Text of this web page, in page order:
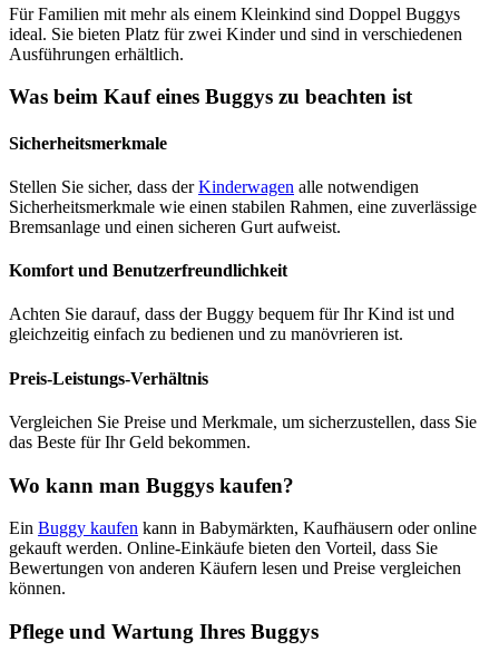
Für Familien mit mehr als einem Kleinkind sind Doppel Buggys
ideal. Sie bieten Platz für zwei Kinder und sind in verschiedenen
Ausführungen erhältlich.
Was beim Kauf eines Buggys zu beachten ist
Sicherheitsmerkmale
Stellen Sie sicher, dass derKinderwagen alle notwendigen
Sicherheitsmerkmale wie einen stabilen Rahmen, eine zuverlässige
Bremsanlage und einen sicheren Gurt aufweist.
Komfort und Benutzerfreundlichkeit
Achten Sie darauf, dass der Buggy bequem für Ihr Kind ist und
gleichzeitig einfach zu bedienen und zu manövrieren ist.
Preis-Leistungs-Verhältnis
Vergleichen Sie Preise und Merkmale, um sicherzustellen, dass Sie
das Beste für Ihr Geld bekommen.
Wo kann man Buggys kaufen?
Ein Buggy kaufen kann in Babymärkten, Kaufhäusern oder online
gekauft werden. Online-Einkäufe bieten den Vorteil, dass Sie
Bewertungen von anderen Käufern lesen und Preise vergleichen
können.
Pflege und Wartung Ihres Buggys